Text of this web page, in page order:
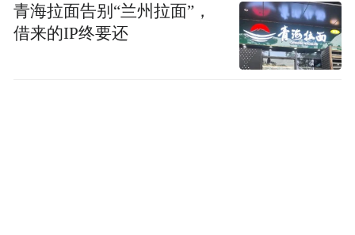
青海拉面告别“兰州拉面”，
借来的IP终要还